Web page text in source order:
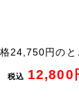
24,750円のと
税込 12,800